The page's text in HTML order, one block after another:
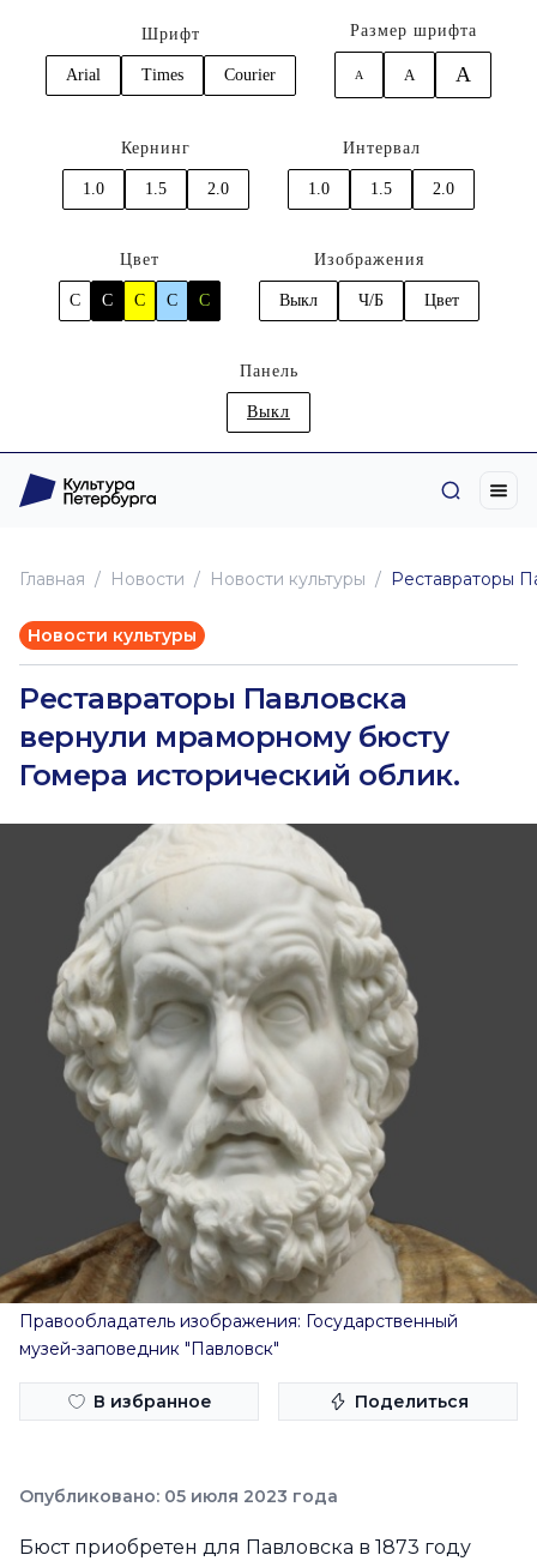
Шрифт
Arial Times Courier
Размер шрифта
A A A
Кернинг
1.0 1.5 2.0
Интервал
1.0 1.5 2.0
Цвет
C C C C C
Изображения
Выкл Ч/Б Цвет
Панель
Выкл
Главная Новоcти Новости культуры Реставраторы
Новости культуры
Реставраторы Павловска
вернули мраморному бюсту
Гомера исторический облик.
Правообладатель изображения: Государственный
музей-заповедник "Павловск"
В избранное Поделиться
Опубликовано: 05 июля 2023 года
Бюст приобретен для Павловска в 1873 году